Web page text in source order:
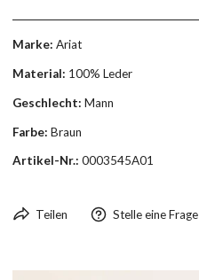
Marke: Ariat
Material: 100% Leder
Geschlecht: Mann
Farbe: Braun
Artikel-Nr.: 0003545A01
Teilen Stelle eine Frage